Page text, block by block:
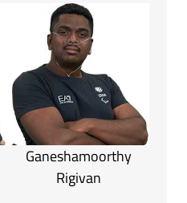
Ganeshamoorthy
Rigivan